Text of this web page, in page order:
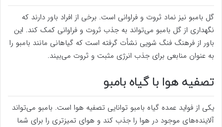
گل بامبو نیز نماد ثروت و فراوانی است. برخی از افراد باور دارند که
نگهداری از گل بامبو می‌تواند به جذب ثروت و فراوانی کمک کند. این
باور از فرهنگ فنگ شویی نشأت گرفته است که گیاهانی مانند بامبو را
به عنوان منابعی برای جذب انرژی مثبت و ثروت می‌بیند.
تصفیه هوا با گیاه بامبو
یکی از فواید عمده گیاه بامبو توانایی تصفیه هوا است. بامبو می‌تواند
آلاینده‌های موجود در هوا را جذب کند و هوای تمیزتری را برای شما